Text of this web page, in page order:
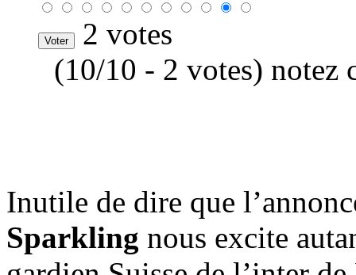
2 votes
(10/10 - 2 votes) notez
Inutile de dire que
Sparkling nous excite